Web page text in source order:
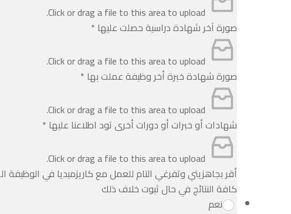
Click or drag a file to this area to upload.
صورة آخر شهادة دراسية حصلت عليها *
Click or drag a file to this area to upload.
صورة شهادة خبرة أخر وظيفة عملت بها *
Click or drag a file to this area to upload.
شهادات أو خبرات أو دورات أخرى تود اطلاعنا عليها *
Click or drag a file to this area to upload.
أقر بجاهزيتي وتفرغي التام للعمل مع كاريزميديا في
كافة النتائج في حال ثبوت خلاف ذلك
نعم